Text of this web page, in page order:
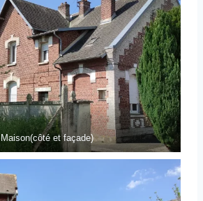
Maison(côté et façade)